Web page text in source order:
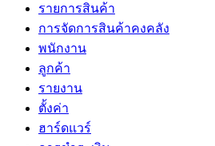
รายการสินค้า
การจัดการสินค้าคงคลัง
พนักงาน
ลูกค้า
รายงาน
ตั้งค่า
ฮาร์ดแวร์